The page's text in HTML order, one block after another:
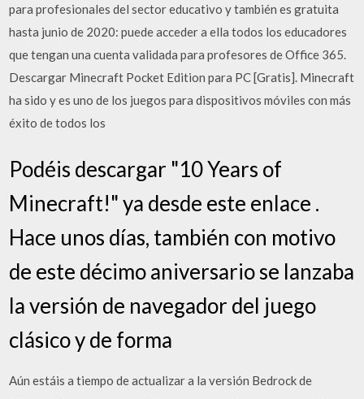
para profesionales del sector educativo y también es gratuita
hasta junio de 2020: puede acceder a ella todos los educadores
que tengan una cuenta validada para profesores de Office 365.
Descargar Minecraft Pocket Edition para PC [Gratis]. Minecraft
ha sido y es uno de los juegos para dispositivos móviles con más
éxito de todos los
Podéis descargar "10 Years of
Minecraft!" ya desde este enlace .
Hace unos días, también con motivo
de este décimo aniversario se lanzaba
la versión de navegador del juego
clásico y de forma
Aún estáis a tiempo de actualizar a la versión Bedrock de